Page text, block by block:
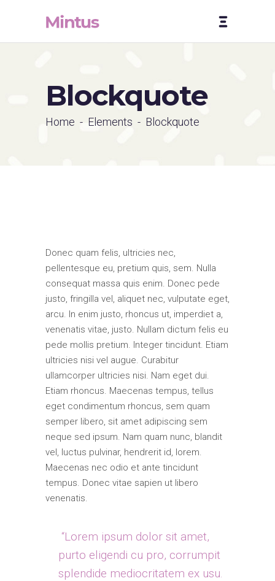
Blockquote
Home - Elements - Blockquote
Donec quam felis, ultricies nec,
pellentesque eu, pretium quis, sem. Nulla
consequat massa quis enim. Donec pede
justo, fringilla vel, aliquet nec, vulputate eget,
arcu. In enim justo, rhoncus ut, imperdiet a,
venenatis vitae, justo. Nullam dictum felis eu
pede mollis pretium. Integer tincidunt. Etiam
ultricies nisi vel augue. Curabitur
ullamcorper ultricies nisi. Nam eget dui.
Etiam rhoncus. Maecenas tempus, tellus
eget condimentum rhoncus, sem quam
semper libero, sit amet adipiscing sem
neque sed ipsum. Nam quam nunc, blandit
vel, luctus pulvinar, hendrerit id, lorem.
Maecenas nec odio et ante tincidunt
tempus. Donec vitae sapien ut libero
venenatis.
“Lorem ipsum dolor sit amet,
purto eligendi cu pro, corrumpit
splendide mediocritatem ex usu.